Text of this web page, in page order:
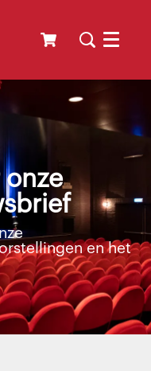
Menu
onze
en het